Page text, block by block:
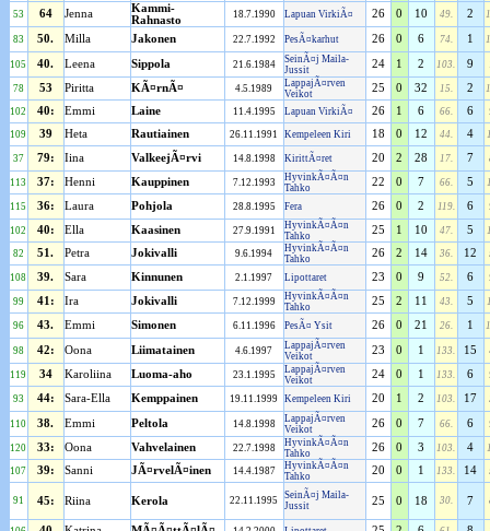
53 64 Jenna
Kammi-
Rahnasto
18.7.1990 Lapuan VirkiÃ¤ 26 0 10 49. 2
83 50. Milla Jakonen 22.7.1992 PesÃ¤karhut 26 0 6 74. 1
105 40. Leena Sippola 21.6.1984
SeinÃ¤j Maila-
Jussit
24 1 2 103. 9
78 53 Piritta KÃ¤rnÃ¤ 4.5.1989
LappajÃ¤rven
Veikot
25 0 32 15. 2
102 40: Emmi Laine 11.4.1995 Lapuan VirkiÃ¤ 26 1 6 66. 6
109 39 Heta Rautiainen 26.11.1991 Kempeleen Kiri 18 0 12 44. 4
37 79: Iina ValkeejÃ¤rvi 14.8.1998 KirittÃ¤ret 20 2 28 17. 7
113 37: Henni Kauppinen 7.12.1993
HyvinkÃ¤Ã¤n
Tahko
22 0 7 66. 5
115 36: Laura Pohjola 28.8.1995 Fera 26 0 2 119. 6
102 40: Ella Kaasinen 27.9.1991
HyvinkÃ¤Ã¤n
Tahko
25 1 10 47. 5
82 51. Petra Jokivalli 9.6.1994
HyvinkÃ¤Ã¤n
Tahko
26 2 14 36. 12
108 39. Sara Kinnunen 2.1.1997 Lipottaret 23 0 9 52. 6
99 41: Ira Jokivalli 7.12.1999
HyvinkÃ¤Ã¤n
Tahko
25 2 11 43. 5
96 43. Emmi Simonen 6.11.1996 PesÃ¤ Ysit 26 0 21 26. 1
98 42: Oona Liimatainen 4.6.1997
LappajÃ¤rven
Veikot
23 0 1 133. 15
119 34 Karoliina Luoma-aho 23.1.1995
LappajÃ¤rven
Veikot
24 0 1 133. 6
93 44: Sara-Ella Kemppainen 19.11.1999 Kempeleen Kiri 20 1 2 103. 17
110 38. Emmi Peltola 14.8.1998
LappajÃ¤rven
Veikot
26 0 7 66. 6
120 33: Oona Vahvelainen 22.7.1998
HyvinkÃ¤Ã¤n
Tahko
26 0 3 103. 4
107 39: Sanni JÃ¤rvelÃ¤inen 14.4.1987
HyvinkÃ¤Ã¤n
Tahko
20 0 1 133. 14
91 45: Riina Kerola 22.11.1995
SeinÃ¤j Maila-
Jussit
25 0 18 30. 7